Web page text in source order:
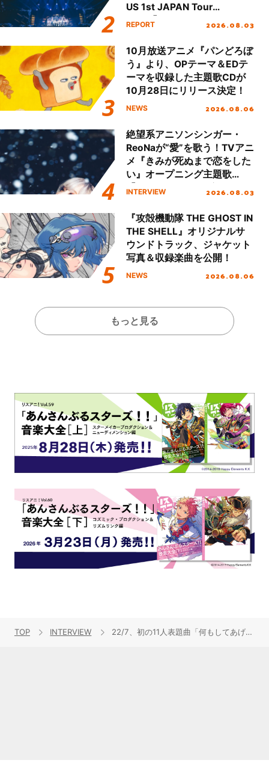
US 1st JAPAN Tour
Final「NICE to meet YOU
ート!!
REPORT 2026.08.03
10月放送アニメ『パンどろぼ
う』より、OPテーマ＆EDテ
ーマを収録した主題歌CDが
10月28日にリリース決定！
NEWS 2026.08.06
絶望系アニソンシンガー・
ReoNaが“愛”を歌う！TVアニ
メ『きみが死ぬまで恋をした
い』オープニング主題歌
「Amore」インタビュー
INTERVIEW 2026.08.03
『攻殻機動隊 THE GHOST IN
THE SHELL』オリジナルサ
ウンドトラック、ジャケット
写真＆収録楽曲を公開！
NEWS 2026.08.06
もっと見る
TOP INTERVIEW 22/7、初の11人表題曲「何もしてあげられない」リリースインタビュー